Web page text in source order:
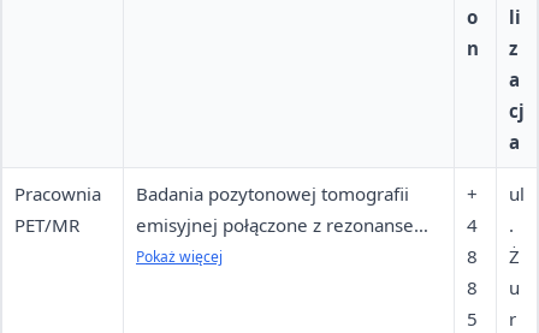
o
n
li
z
a
cj
a
Pracownia
PET/MR
Badania pozytonowej tomografii
emisyjnej połączone z rezonansem
magnetycznym całego ciała —
Pokaż więcej
+
4
8
8
5
ul
.
Ż
u
r